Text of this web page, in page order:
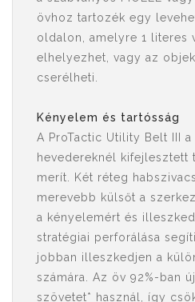
övhoz tartozék egy
oldalon, amelyre 1 literes
elhelyezhet, vagy az
cserélheti.
Kényelem és tartósság
A ProTactic Utility Belt III
hevedereknél kifejlesztett
merít. Két réteg
merevebb külsőt a
a kényelemért és
stratégiai perforálása
jobban illeszkedjen a
számára. Az öv 92%-ban
szövetet* használ, így